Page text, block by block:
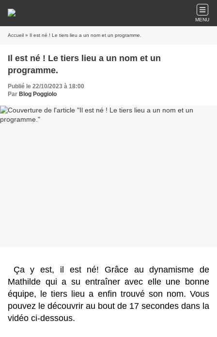
MENU
Accueil » Il est né ! Le tiers lieu a un nom et un programme.
Il est né ! Le tiers lieu a un nom et un
programme.
Publié le 22/10/2023 à 18:00
Par Blog Poggiolo
Ça y est, il est né! Grâce au dynamisme de
Mathilde qui a su entraîner avec elle une bonne
équipe, le tiers lieu a enfin trouvé son nom. Vous
pouvez le découvrir au bout de 17 secondes dans la
vidéo ci-dessous.